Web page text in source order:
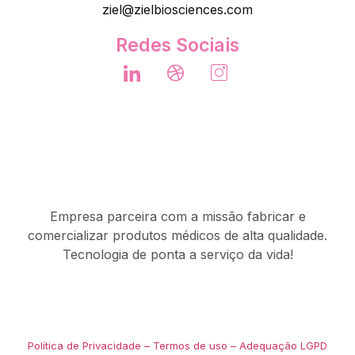
ziel@zielbiosciences.com
Redes Sociais
Empresa parceira com a missão fabricar e
comercializar produtos médicos de alta qualidade.
Tecnologia de ponta a serviço da vida!
Política de Privacidade – Termos de uso – Adequação LGPD